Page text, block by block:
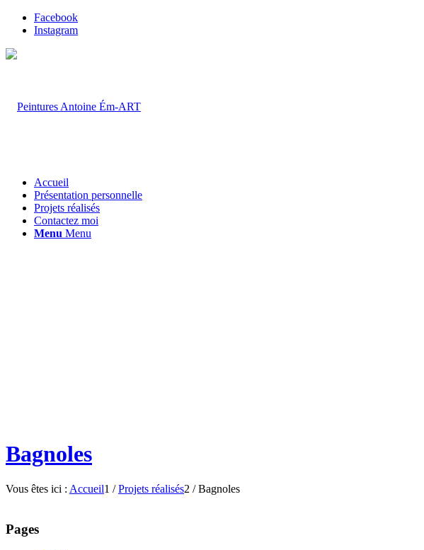
Facebook
Instagram
Accueil
Présentation personnelle
Projets réalisés
Contactez moi
Menu Menu
Bagnoles
Vous êtes ici : Accueil1 / Projets réalisés2 / Bagnoles
Pages